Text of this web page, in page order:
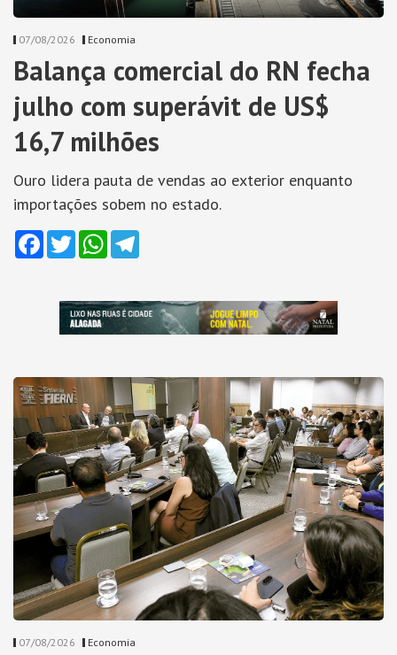
07/08/2026 Economia
Balança comercial do RN fecha
julho com superávit de US$
16,7 milhões
Ouro lidera pauta de vendas ao exterior enquanto
importações sobem no estado.
Facebook
TwitterWhatsApp
07/08/2026 Economia